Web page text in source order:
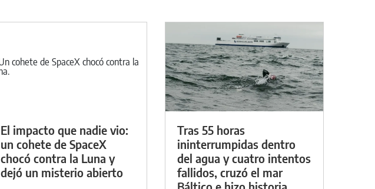
El impacto que nadie vio:
un cohete de SpaceX
chocó contra la Luna y
dejó un misterio abierto
Tras 55 horas
ininterrumpidas dentro
del agua y cuatro intentos
fallidos, cruzó el mar